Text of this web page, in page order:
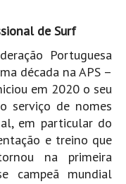
de Surf
Portuguesa
década na APS –
em 2020 o seu
serviço de nomes
em particular do
e treino que
na primeira
campeã mundial